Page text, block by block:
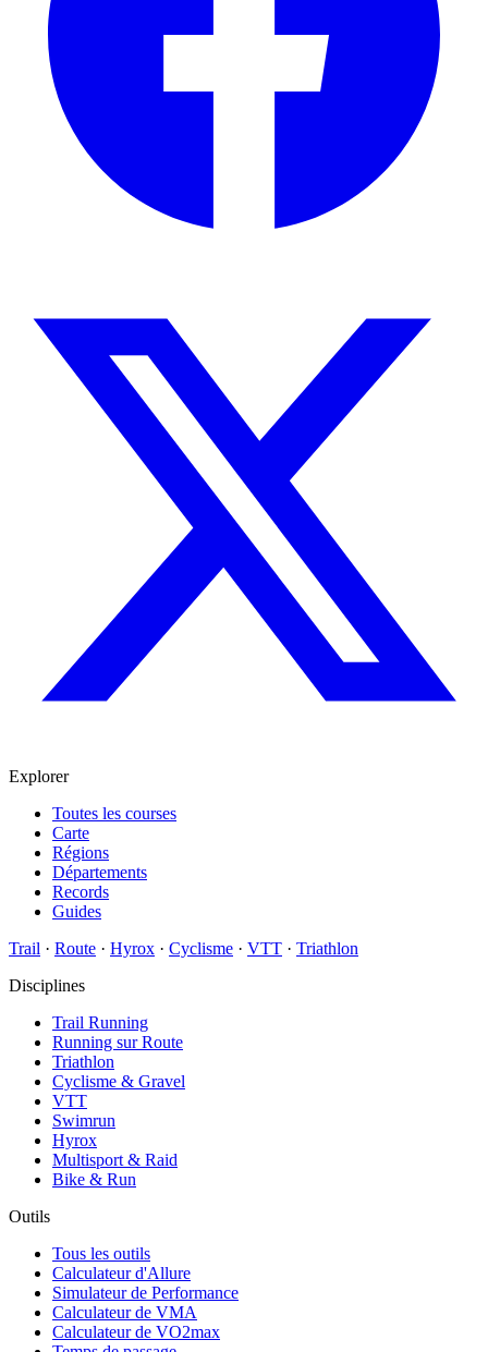
Explorer
Toutes les courses
Carte
Régions
Départements
Records
Guides
Trail · Route · Hyrox · Cyclisme · VTT · Triathlon
Disciplines
Trail Running
Running sur Route
Triathlon
Cyclisme & Gravel
VTT
Swimrun
Hyrox
Multisport & Raid
Bike & Run
Outils
Tous les outils
Calculateur d'Allure
Simulateur de Performance
Calculateur de VMA
Calculateur de VO2max